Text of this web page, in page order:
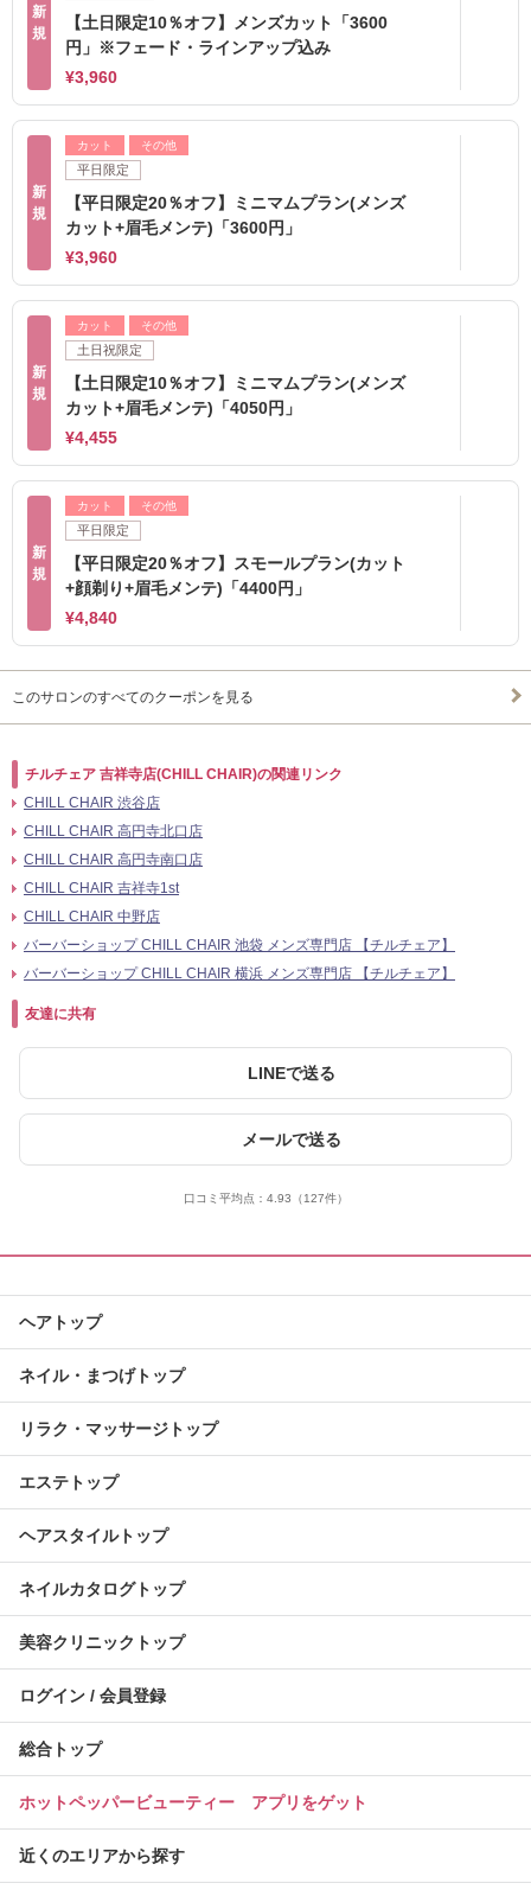
新
規
【土日限定10％オフ】メンズカット「3600
円」※フェード・ラインアップ込み
¥3,960
新
規
カット その他
平日限定
【平日限定20％オフ】ミニマムプラン(メンズ
カット+眉毛メンテ)「3600円」
¥3,960
新
規
カット その他
土日祝限定
【土日限定10％オフ】ミニマムプラン(メンズ
カット+眉毛メンテ)「4050円」
¥4,455
新
規
カット その他
平日限定
【平日限定20％オフ】スモールプラン(カット
+顔剃り+眉毛メンテ)「4400円」
¥4,840
このサロンのすべてのクーポンを見る
チルチェア 吉祥寺店(CHILL CHAIR)の関連リンク
CHILL CHAIR 渋谷店
CHILL CHAIR 高円寺北口店
CHILL CHAIR 高円寺南口店
CHILL CHAIR 吉祥寺1st
CHILL CHAIR 中野店
バーバーショップ CHILL CHAIR 池袋 メンズ専門店 【チルチェア】
バーバーショップ CHILL CHAIR 横浜 メンズ専門店 【チルチェア】
友達に共有
LINEで送る
メールで送る
口コミ平均点： 4.93 （127件）
ヘアトップ
ネイル・まつげトップ
リラク・マッサージトップ
エステトップ
ヘアスタイルトップ
ネイルカタログトップ
美容クリニックトップ
ログイン / 会員登録
総合トップ
ホットペッパービューティー アプリをゲット
近くのエリアから探す